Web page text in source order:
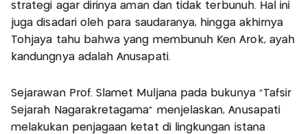
strategi agar dirinya aman dan tidak terbunuh. Hal ini
juga disadari oleh para saudaranya, hingga akhirnya
Tohjaya tahu bahwa yang membunuh Ken Arok, ayah
kandungnya adalah Anusapati.
Sejarawan Prof. Slamet Muljana pada bukunya "Tafsir
Sejarah Nagarakretagama" menjelaskan, Anusapati
melakukan penjagaan ketat di lingkungan istana